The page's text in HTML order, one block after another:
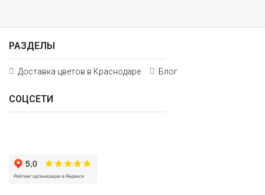
РАЗДЕЛЫ
Доставка цветов в Краснодаре Блог
СОЦСЕТИ